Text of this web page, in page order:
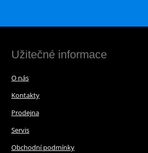
Užitečné informace
O nás
Kontakty
Prodejna
Servis
Obchodní podmínky